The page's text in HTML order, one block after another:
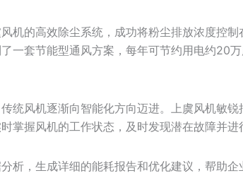
机的高效除尘系统，成功将粉尘排放浓度控
一套节能型通风方案，每年可节约用电约20万
统风机逐渐向智能化方向迈进。上虞风机敏
掌握风机的工作状态，及时发现潜在故障并
析，生成详细的能耗报告和优化建议，帮助